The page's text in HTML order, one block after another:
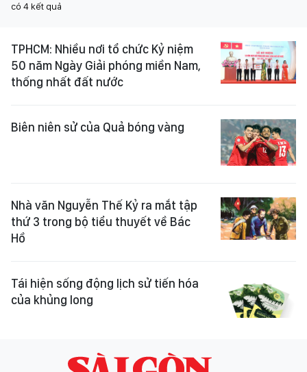
có 4 kết quả
TPHCM: Nhiều nơi tổ chức Kỷ niệm
50 năm Ngày Giải phóng miền Nam,
thống nhất đất nước
Biên niên sử của Quả bóng vàng
Nhà văn Nguyễn Thế Kỷ ra mắt tập
thứ 3 trong bộ tiểu thuyết về Bác
Hồ
Tái hiện sống động lịch sử tiến hóa
của khủng long